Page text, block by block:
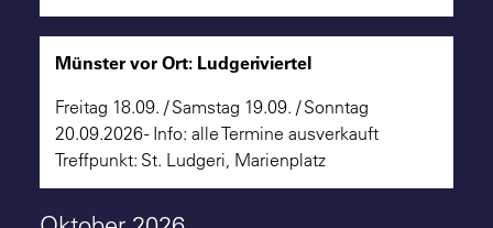
Münster vor Ort: Ludgeriviertel
Freitag 18.09. / Samstag 19.09. / Sonntag
20.09.2026 - Info: alle Termine ausverkauft
Treffpunkt: St. Ludgeri, Marienplatz